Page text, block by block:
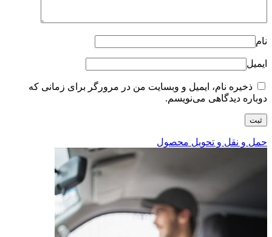
نام
ایمیل
ذخیره نام، ایمیل و وبسایت من در مرورگر برای زمانی که
دوباره دیدگاهی می‌نویسم.
حمل و نقل و تحویل محصول